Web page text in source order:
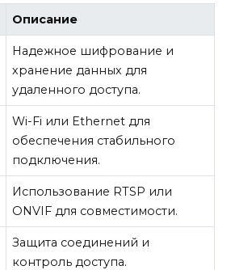
Описание
Надежное шифрование и
хранение данных для
удаленного доступа.
Wi-Fi или Ethernet для
обеспечения стабильного
подключения.
Использование RTSP или
ONVIF для совместимости.
Защита соединений и
контроль доступа.